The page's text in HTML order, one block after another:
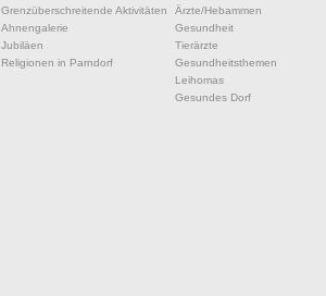
Grenzüberschreitende Aktivitäten
Ahnengalerie
Jubiläen
Religionen in Parndorf
Ärzte/Hebammen
Gesundheit
Tierärzte
Gesundheitsthemen
Leihomas
Gesundes Dorf